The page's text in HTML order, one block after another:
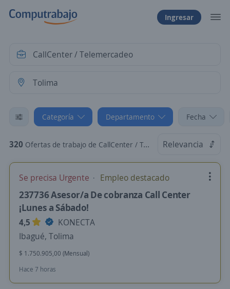
Ingresar
Categoría Departamento Fecha
320 Ofertas de trabajo de CallCenter / Telemercadeo en Tolima Relevancia
Se precisa Urgente Empleo destacado
237736 Asesor/a De cobranza Call Center
¡Lunes a Sábado!
4,5
KONECTA
Ibagué, Tolima
$ 1.750.905,00 (Mensual)
Hace 7 horas